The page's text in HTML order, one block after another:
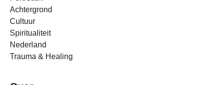
Achtergrond
Cultuur
Spiritualiteit
Nederland
Trauma & Healing